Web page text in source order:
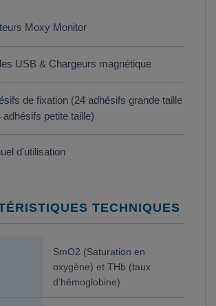
Moxy Monitor
USB & Chargeurs magnétique
de fixation (24 adhésifs grande taille
adhésifs petite taille)
d'utilisation
TECHNIQUES
SmO2 (Saturation en
oxygène) et THb (taux
d’hémoglobine)